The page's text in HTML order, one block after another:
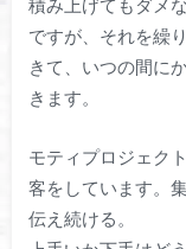
積み上げてもダメ
ですが、それを繰
きて、いつの間に
きます。
モティプロジェク
客をしています。
伝え続ける。